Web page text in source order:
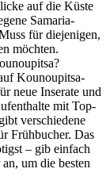
auf die Küste
Samaria-
für diejenigen,
möchten.
Kounoupitsa-
neue Inserate und
mit Top-
verschiedene
Frühbucher. Das
– gib einfach
um die besten